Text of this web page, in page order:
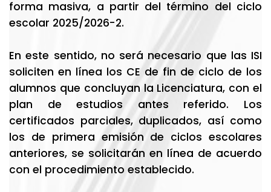
forma masiva, a partir del término del ciclo
escolar 2025/2026-2.
En este sentido, no será necesario que las ISI
soliciten en línea los CE de fin de ciclo de los
alumnos que concluyan la Licenciatura, con el
plan de estudios antes referido. Los
certificados parciales, duplicados, así como
los de primera emisión de ciclos escolares
anteriores, se solicitarán en línea de acuerdo
con el procedimiento establecido.